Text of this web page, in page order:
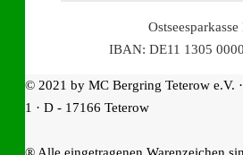
IBAN: DE11 1305
© 2021 by MC Bergring Teterow e.V.
1 · D - 17166 Teterow
® Alle eingetragenen Warenzeichen